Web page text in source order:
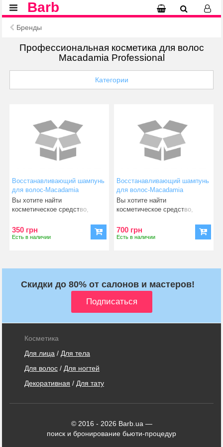
Barb
Бренды
Профессиональная косметика для волос
Macadamia Professional
Категории
Восстанавливающий шампунь
для волос-Macadamia
Rejuvenating Shampoo 300 ml
Вы хотите найти
косметическое средство,
увлажняет волос
350 грн
Есть в наличии
Восстанавливающий шампунь
для волос-Macadamia
Rejuvenating Shampoo 300 ml
Вы хотите найти
косметическое средство,
увлажняет волос
700 грн
Есть в наличии
Скидки до 80% от салонов и мастеров!
Косметика
Для лица / Для тела
Для волос / Для ногтей
Декоративная / Для тату
© 2016 - 2026 Barb.ua —
поиск и бронирование бьюти-процедур